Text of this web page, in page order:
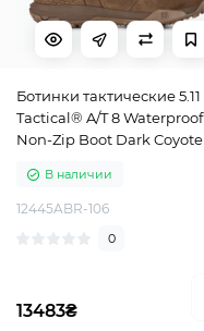
Ботинки тактические 5.11
Tactical® A/T 8 Waterproof
Non-Zip Boot Dark Coyote
В наличии
12445ABR-106
0
13483₴